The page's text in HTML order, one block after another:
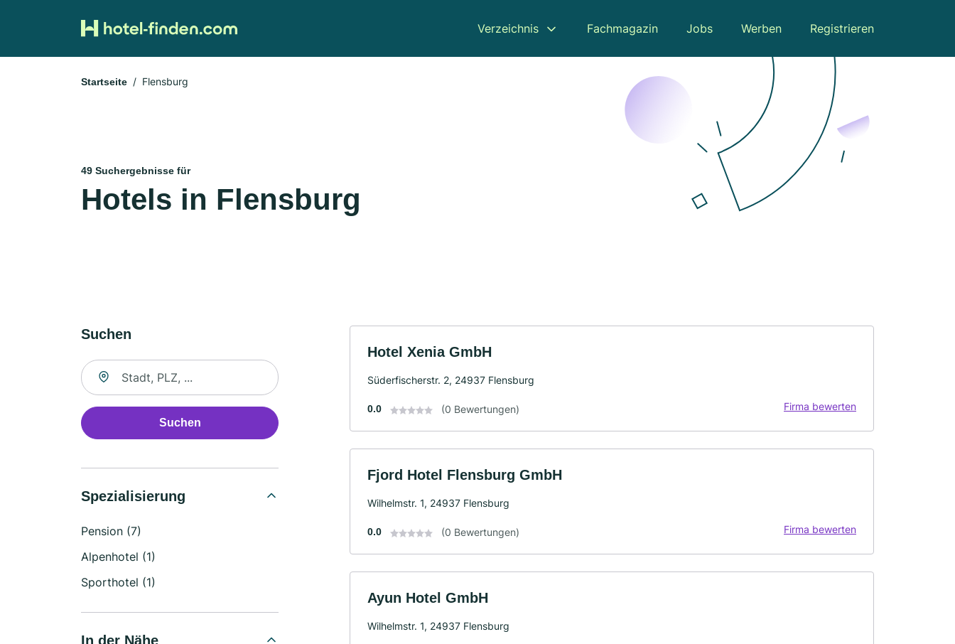
Verzeichnis Fachmagazin Jobs Werben Registrieren
Startseite Flensburg
49 Suchergebnisse für
Hotels in Flensburg
Suchen
Suche nach Ort
Suchen
Spezialisierung
Pension (7)
Alpenhotel (1)
Sporthotel (1)
In der Nähe
Hotel Xenia GmbH
Süderfischerstr. 2, 24937 Flensburg
0.0 (0 Bewertungen) Firma bewerten
Fjord Hotel Flensburg GmbH
Wilhelmstr. 1, 24937 Flensburg
0.0 (0 Bewertungen) Firma bewerten
Ayun Hotel GmbH
Wilhelmstr. 1, 24937 Flensburg